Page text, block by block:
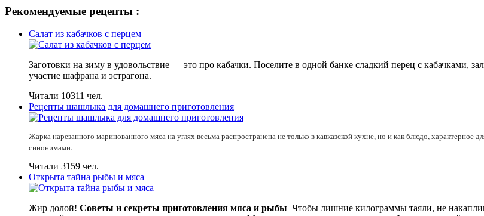
Рекомендуемые рецепты :
Салат из кабачков с перцем
Заготовки на зиму в удовольствие — это про кабачки. Поселите в одной банке сладкий перец с кабачками,
участие шафрана и эстрагона.
Читали 10311 чел.
Рецепты шашлыка для домашнего приготовления
Жарка нарезанного маринованного мяса на углях весьма распространена не только в кавказской кухне, но и как блюдо,
синонимами.
Читали 3159 чел.
Открыта тайна рыбы и мяса
Жир долой! Советы и секреты приготовления мяса и рыбы Чтобы лишние килограммы таяли, не